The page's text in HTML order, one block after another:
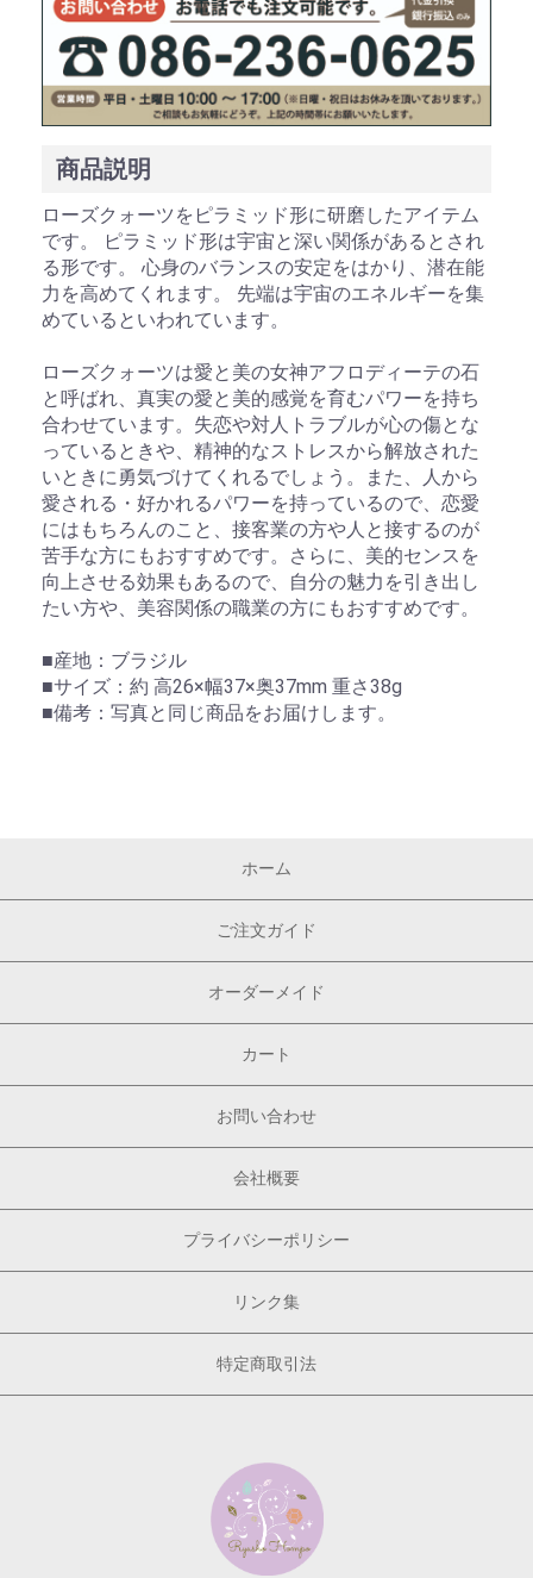
お買い物を続ける カートへ進む
商品説明
ローズクォーツをピラミッド形に研磨したアイテム
です。 ピラミッド形は宇宙と深い関係があるとされ
る形です。 心身のバランスの安定をはかり、潜在能
力を高めてくれます。 先端は宇宙のエネルギーを集
めているといわれています。
ローズクォーツは愛と美の女神アフロディーテの石
と呼ばれ、真実の愛と美的感覚を育むパワーを持ち
合わせています。失恋や対人トラブルが心の傷とな
っているときや、精神的なストレスから解放された
いときに勇気づけてくれるでしょう。また、人から
愛される・好かれるパワーを持っているので、恋愛
にはもちろんのこと、接客業の方や人と接するのが
苦手な方にもおすすめです。さらに、美的センスを
向上させる効果もあるので、自分の魅力を引き出し
たい方や、美容関係の職業の方にもおすすめです。
■産地：ブラジル
■サイズ：約 高26×幅37×奥37mm 重さ38g
■備考：写真と同じ商品をお届けします。
ホーム
ご注文ガイド
オーダーメイド
カート
お問い合わせ
会社概要
プライバシーポリシー
リンク集
特定商取引法